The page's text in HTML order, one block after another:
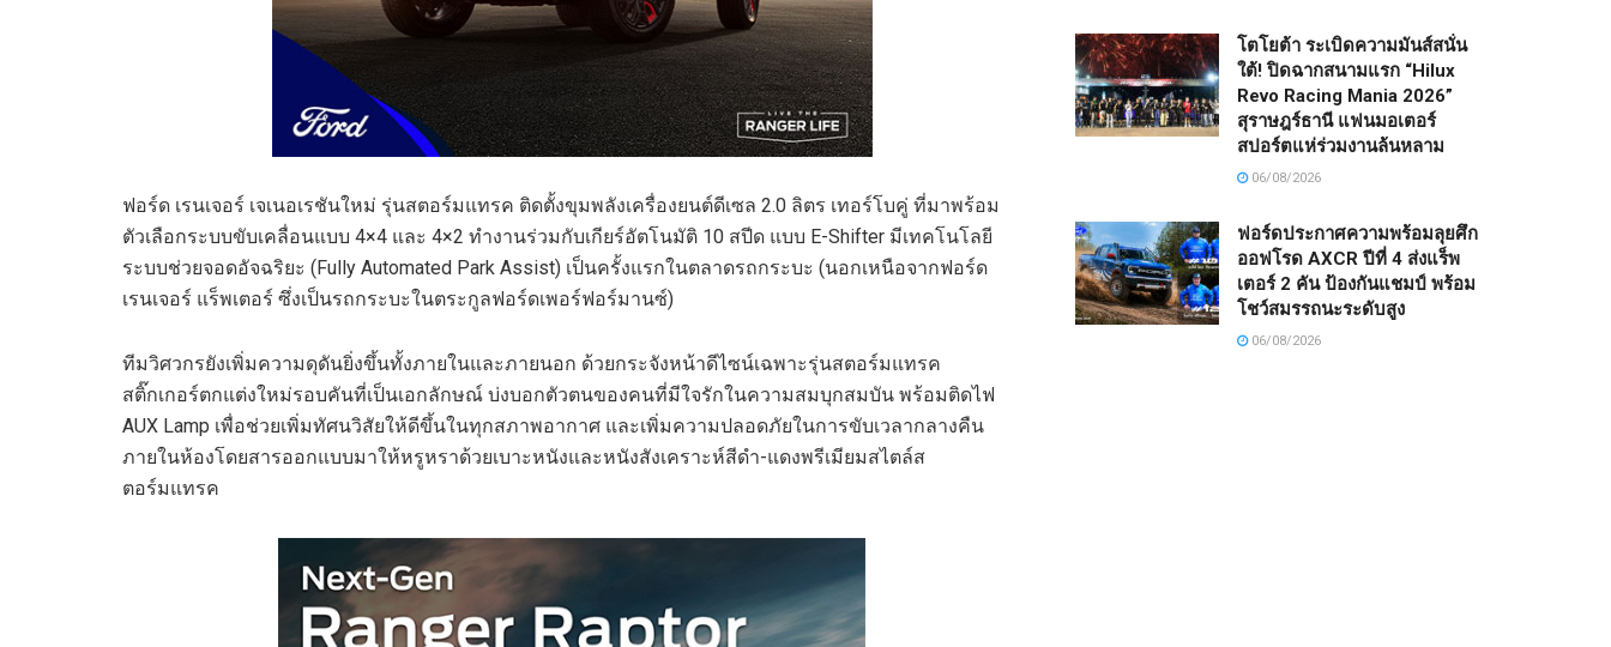
ฟอร์ด เรนเจอร์ เจเนอเรชันใหม่ รุ่นสตอร์มแทรค ติดตั้งขุมพลังเครื่องยนต์ดีเซล 2.0 ลิตร เทอร์โบคู่ ที่มาพร้อม
ตัวเลือกระบบขับเคลื่อนแบบ 4×4 และ 4×2 ทำงานร่วมกับเกียร์อัตโนมัติ 10 สปีด แบบ E-Shifter มีเทคโนโลยี
ระบบช่วยจอดอัจฉริยะ (Fully Automated Park Assist) เป็นครั้งแรกในตลาดรถกระบะ (นอกเหนือจากฟอร์ด
เรนเจอร์ แร็พเตอร์ ซึ่งเป็นรถกระบะในตระกูลฟอร์ดเพอร์ฟอร์มานซ์)
ทีมวิศวกรยังเพิ่มความดุดันยิ่งขึ้นทั้งภายในและภายนอก ด้วยกระจังหน้าดีไซน์เฉพาะรุ่นสตอร์มแทรค
สติ๊กเกอร์ตกแต่งใหม่รอบคันที่เป็นเอกลักษณ์ บ่งบอกตัวตนของคนที่มีใจรักในความสมบุกสมบัน พร้อมติดไฟ
AUX Lamp เพื่อช่วยเพิ่มทัศนวิสัยให้ดีขึ้นในทุกสภาพอากาศ และเพิ่มความปลอดภัยในการขับเวลากลางคืน
ภายในห้องโดยสารออกแบบมาให้หรูหราด้วยเบาะหนังและหนังสังเคราะห์สีดำ-แดงพรีเมียมสไตล์ส
ตอร์มแทรค
โตโยต้า ระเบิดความมันส์สนั่น
ใต้! ปิดฉากสนามแรก “Hilux
Revo Racing Mania 2026”
สุราษฎร์ธานี แฟนมอเตอร์
สปอร์ตแห่ร่วมงานล้นหลาม
06/08/2026
ฟอร์ดประกาศความพร้อมลุยศึก
ออฟโรด AXCR ปีที่ 4 ส่งแร็พ
เตอร์ 2 คัน ป้องกันแชมป์ พร้อม
โชว์สมรรถนะระดับสูง
06/08/2026